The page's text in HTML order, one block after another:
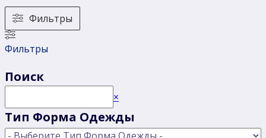
Фильтры
Фильтры
Поиск
×
Тип Форма Одежды